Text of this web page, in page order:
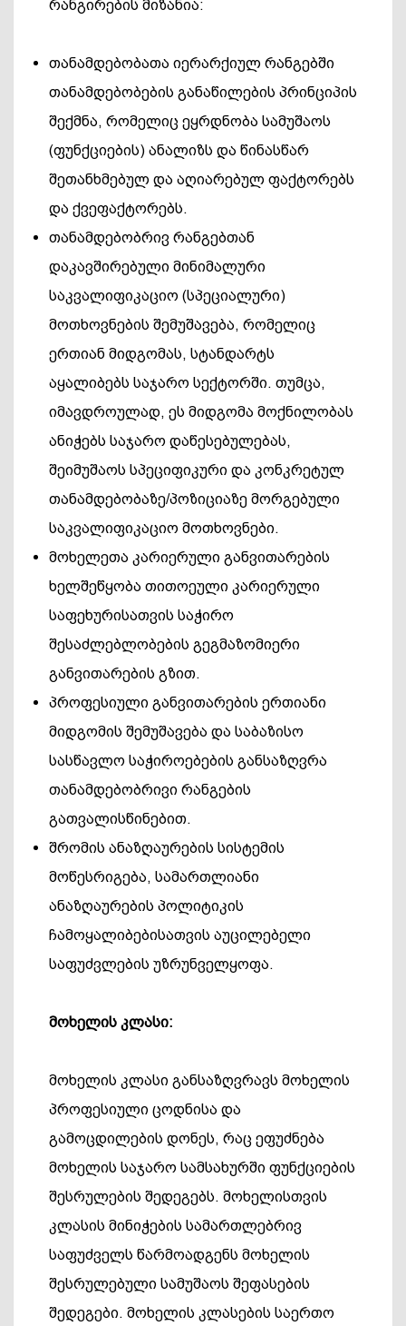
რანგირების მიზანია:
თანამდებობათა იერარქიულ რანგებში
თანამდებობების განაწილების პრინციპის
შექმნა, რომელიც ეყრდნობა სამუშაოს
(ფუნქციების) ანალიზს და წინასწარ
შეთანხმებულ და აღიარებულ ფაქტორებს
და ქვეფაქტორებს.
თანამდებობრივ რანგებთან
დაკავშირებული მინიმალური
საკვალიფიკაციო (სპეციალური)
მოთხოვნების შემუშავება, რომელიც
ერთიან მიდგომას, სტანდარტს
აყალიბებს საჯარო სექტორში. თუმცა,
იმავდროულად, ეს მიდგომა მოქნილობას
ანიჭებს საჯარო დაწესებულებას,
შეიმუშაოს სპეციფიკური და კონკრეტულ
თანამდებობაზე/პოზიციაზე მორგებული
საკვალიფიკაციო მოთხოვნები.
მოხელეთა კარიერული განვითარების
ხელშეწყობა თითოეული კარიერული
საფეხურისათვის საჭირო
შესაძლებლობების გეგმაზომიერი
განვითარების გზით.
პროფესიული განვითარების ერთიანი
მიდგომის შემუშავება და საბაზისო
სასწავლო საჭიროებების განსაზღვრა
თანამდებობრივი რანგების
გათვალისწინებით.
შრომის ანაზღაურების სისტემის
მოწესრიგება, სამართლიანი
ანაზღაურების პოლიტიკის
ჩამოყალიბებისათვის აუცილებელი
საფუძვლების უზრუნველყოფა.
მოხელის კლასი:
მოხელის კლასი განსაზღვრავს მოხელის
პროფესიული ცოდნისა და
გამოცდილების დონეს, რაც ეფუძნება
მოხელის საჯარო სამსახურში ფუნქციების
შესრულების შედეგებს. მოხელისთვის
კლასის მინიჭების სამართლებრივ
საფუძველს წარმოადგენს მოხელის
შესრულებული სამუშაოს შეფასების
შედეგები. მოხელის კლასების საერთო